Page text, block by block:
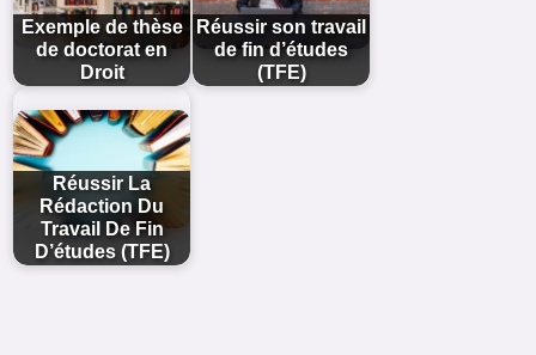
Exemple de thèse
de doctorat en
Droit
Réussir son travail
de fin d’études
(TFE)
Réussir La
Rédaction Du
Travail De Fin
D’études (TFE)